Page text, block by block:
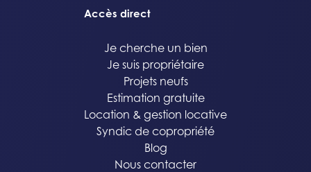
Accès direct
Je cherche un bien
Je suis propriétaire
Projets neufs
Estimation gratuite
Location & gestion locative
Syndic de copropriété
Blog
Nous contacter